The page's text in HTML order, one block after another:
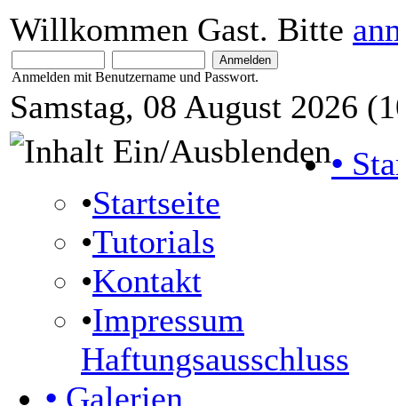
Willkommen Gast. Bitte
Anmelden mit Benutzername und Passwort.
Samstag, 08 August 2026
•
•Startseite
•Tutorials
•Kontakt
•Impressum
Haftungsausschluss
• Galerien